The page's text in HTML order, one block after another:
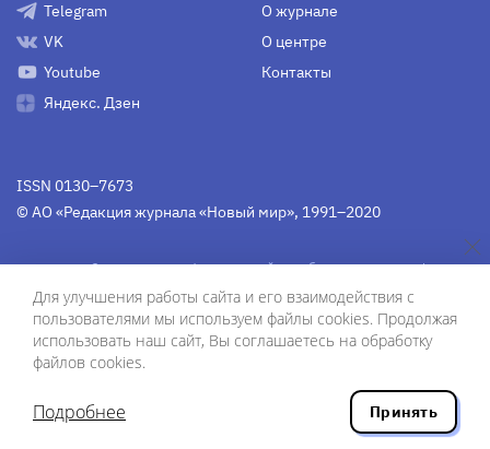
Telegram
VK
Youtube
Яндекс. Дзен
О журнале
О центре
Контакты
ISSN 0130–7673
© АО «Редакция журнала «Новый мир», 1991–2020
Свидетельство Федеральной службы по надзору в сфере
связи, информационных технологий и массовых
коммуникаций средства массовой информации
(Роскомнадзор)ПИ № Фс 77-75754 от 13 июня 2019 г.
Разработка сайта — ООО «Инфодизайн»
Для улучшения работы сайта и его взаимодействия с
пользователями мы используем файлы cookies. Продолжая
использовать наш сайт, Вы соглашаетесь на обработку
файлов cookies.
Подробнее Принять